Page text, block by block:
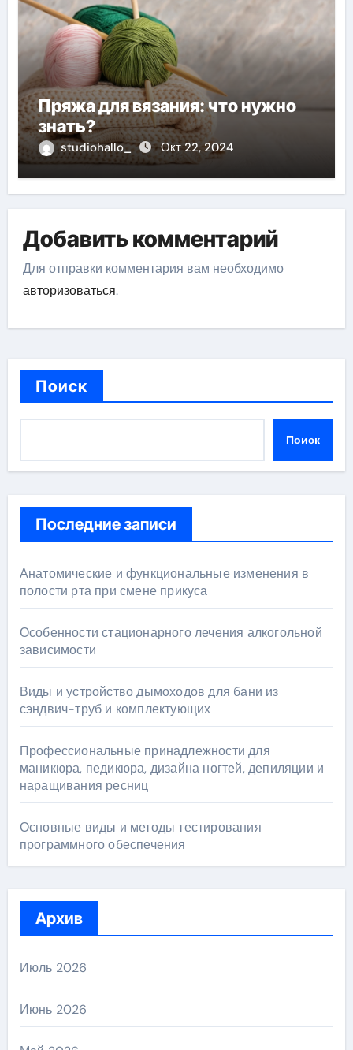
Пряжа для вязания: что нужно
знать?
studiohallo_ Окт 22, 2024
Добавить комментарий
Для отправки комментария вам необходимо
авторизоваться.
Поиск
Поиск
Последние записи
Анатомические и функциональные изменения в
полости рта при смене прикуса
Особенности стационарного лечения алкогольной
зависимости
Виды и устройство дымоходов для бани из
сэндвич-труб и комплектующих
Профессиональные принадлежности для
маникюра, педикюра, дизайна ногтей, депиляции и
наращивания ресниц
Основные виды и методы тестирования
программного обеспечения
Архив
Июль 2026
Июнь 2026